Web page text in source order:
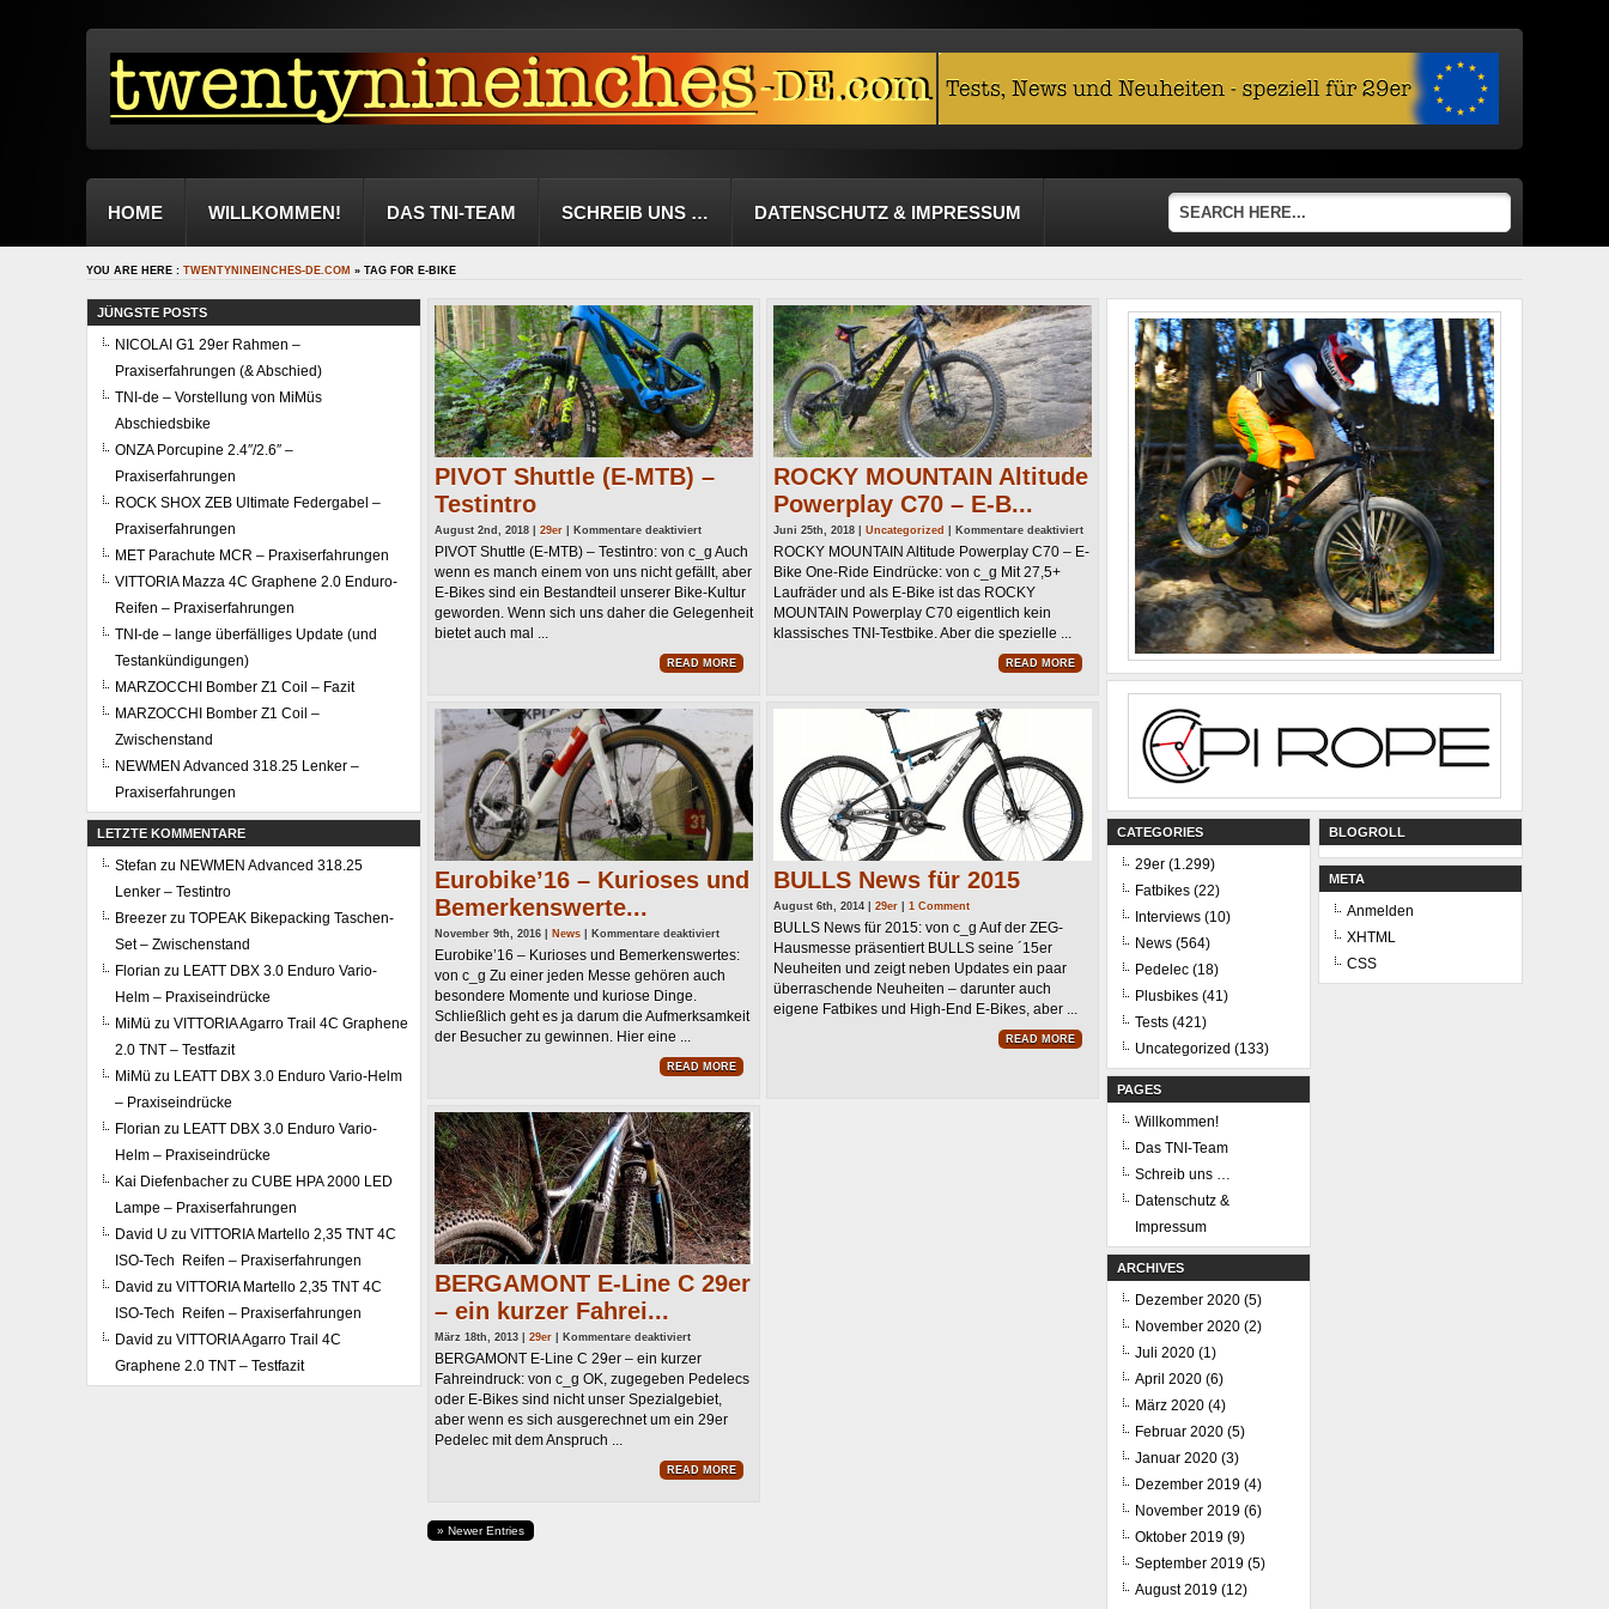
HOME WILLKOMMEN! DAS TNI-TEAM SCHREIB UNS … DATENSCHUTZ & IMPRESSUM
YOU ARE HERE : TWENTYNINEINCHES-DE.COM » TAG FOR E-BIKE
JÜNGSTE POSTS
NICOLAI G1 29er Rahmen –
Praxiserfahrungen (& Abschied)
TNI-de – Vorstellung von MiMüs
Abschiedsbike
ONZA Porcupine 2.4″/2.6″ –
Praxiserfahrungen
ROCK SHOX ZEB Ultimate Federgabel –
Praxiserfahrungen
MET Parachute MCR – Praxiserfahrungen
VITTORIA Mazza 4C Graphene 2.0 Enduro-
Reifen – Praxiserfahrungen
TNI-de – lange überfälliges Update (und
Testankündigungen)
MARZOCCHI Bomber Z1 Coil – Fazit
MARZOCCHI Bomber Z1 Coil –
Zwischenstand
NEWMEN Advanced 318.25 Lenker –
Praxiserfahrungen
LETZTE KOMMENTARE
Stefan zu NEWMEN Advanced 318.25
Lenker – Testintro
Breezer zu TOPEAK Bikepacking Taschen-
Set – Zwischenstand
Florian zu LEATT DBX 3.0 Enduro Vario-
Helm – Praxiseindrücke
MiMü zu VITTORIA Agarro Trail 4C Graphene
2.0 TNT – Testfazit
MiMü zu LEATT DBX 3.0 Enduro Vario-Helm
– Praxiseindrücke
Florian zu LEATT DBX 3.0 Enduro Vario-
Helm – Praxiseindrücke
Kai Diefenbacher zu CUBE HPA 2000 LED
Lampe – Praxiserfahrungen
David U zu VITTORIA Martello 2,35 TNT 4C
ISO-Tech Reifen – Praxiserfahrungen
David zu VITTORIA Martello 2,35 TNT 4C
ISO-Tech Reifen – Praxiserfahrungen
David zu VITTORIA Agarro Trail 4C
Graphene 2.0 TNT – Testfazit
PIVOT Shuttle (E-MTB) –
Testintro
August 2nd, 2018 | 29er Kommentare deaktiviertfür
Shuttle
(E-
MTB)
–
Testintro
PIVOT Shuttle (E-MTB) – Testintro: von c_g Auch
wenn es manch einem von uns nicht gefällt, aber
E-Bikes sind ein Bestandteil unserer Bike-Kultur
geworden. Wenn sich uns daher die Gelegenheit
bietet auch mal ...
READ MORE
ROCKY MOUNTAIN Altitude
Powerplay C70 – E-B...
Juni 25th, 2018 | Uncategorized Kommentare deaktiviertfür
MOUNTAIN
Powerplay
Eindrücke
ROCKY MOUNTAIN Altitude Powerplay C70 – E-
Bike One-Ride Eindrücke: von c_g Mit 27,5+
Laufräder und als E-Bike ist das ROCKY
MOUNTAIN Powerplay C70 eigentlich kein
klassisches TNI-Testbike. Aber die spezielle ...
READ MORE
Eurobike’16 – Kurioses und
Bemerkenswerte...
November 9th, 2016 | News Kommentare deaktiviertfür
Eurobike’16
–
Kurioses
und
Bemerkenswertes
Eurobike’16 – Kurioses und Bemerkenswertes:
von c_g Zu einer jeden Messe gehören auch
besondere Momente und kuriose Dinge.
Schließlich geht es ja darum die Aufmerksamkeit
der Besucher zu gewinnen. Hier eine ...
READ MORE
BULLS News für 2015
August 6th, 2014 | 29er 1 Comment
BULLS News für 2015: von c_g Auf der ZEG-
Hausmesse präsentiert BULLS seine ´15er
Neuheiten und zeigt neben Updates ein paar
überraschende Neuheiten – darunter auch
eigene Fatbikes und High-End E-Bikes, aber ...
READ MORE
BERGAMONT E-Line C 29er
– ein kurzer Fahrei...
März 18th, 2013 | 29er Kommentare deaktiviertfür
E-
Line
C
29er
–
ein
BERGAMONT E-Line C 29er – ein kurzer
Fahreindruck: von c_g OK, zugegeben Pedelecs
oder E-Bikes sind nicht unser Spezialgebiet,
aber wenn es sich ausgerechnet um ein 29er
Pedelec mit dem Anspruch ...
READ MORE
» Newer Entries
CATEGORIES
29er (1.299)
Fatbikes (22)
Interviews (10)
News (564)
Pedelec (18)
Plusbikes (41)
Tests (421)
Uncategorized (133)
PAGES
Willkommen!
Das TNI-Team
Schreib uns …
Datenschutz &
Impressum
ARCHIVES
Dezember 2020 (5)
November 2020 (2)
Juli 2020 (1)
April 2020 (6)
März 2020 (4)
Februar 2020 (5)
Januar 2020 (3)
Dezember 2019 (4)
November 2019 (6)
Oktober 2019 (9)
September 2019 (5)
August 2019 (12)
BLOGROLL
META
Anmelden
XHTML
CSS